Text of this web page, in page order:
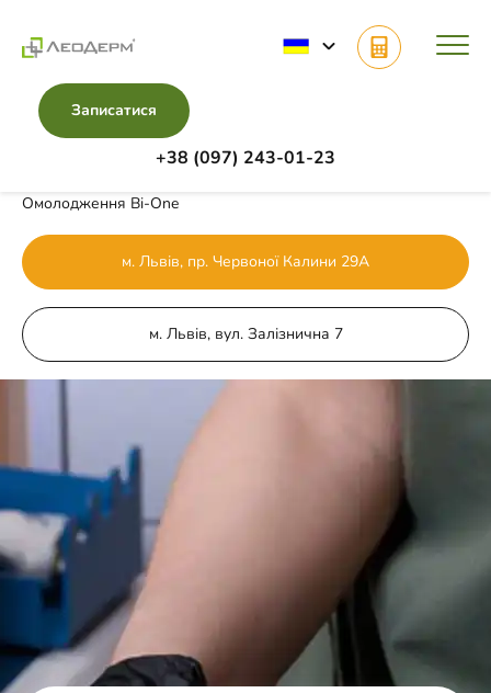
+38 (097) 243-01-23
Записатися
Омолодження Bi-One
м. Львів, пр. Червоної Калини 29А
м. Львів, вул. Залізнична 7